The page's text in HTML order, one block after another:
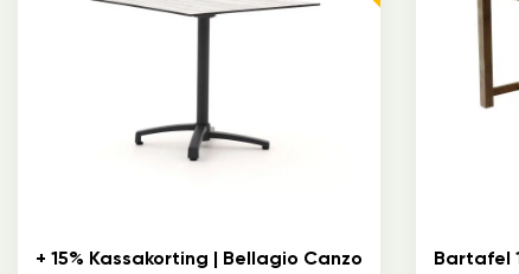
+ 15% Kassakorting | Bellagio Canzo
Bartafel